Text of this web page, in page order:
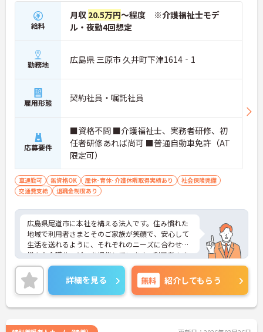
給料
月収 20.5万円～程度 ※介護福祉士モデ
ル・夜勤4回想定
勤務地 広島県 三原市 久井町下津1614‐1
雇用形態 契約社員・嘱託社員
応募要件
■資格不問 ■介護福祉士、実務者研修、初
任者研修あれば尚可 ■普通自動車免許（AT
限定可）
車通勤可 無資格OK 産休･育休･介護休暇取得実績あり
社会保険完備
交通費支給
退職金制度あり
広島県尾道市に本社を構える法人です。住み慣れた
地域で利用者さまとそのご家族が笑顔で、安心して
生活を送れるように、それぞれのニーズに合わせた
様々な介護サービスを提供しています。利用者さま
一人ひとりの生活ペースや価値観を大切にしなが
ら、丁寧なサポートを心がけています。
詳細を見る 無料 紹介してもらう